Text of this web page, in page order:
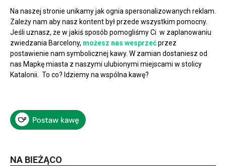
Na naszej stronie unikamy jak ognia spersonalizowanych reklam.
Zależy nam aby nasz kontent był przede wszystkim pomocny.
Jeśli uznasz, że w jakiś sposób pomogliśmy Ci w zaplanowaniu
zwiedzania Barcelony, możesz nas wesprzećprzez
postawienie nam symbolicznej kawy. W zamian dostaniesz od
nas Mapkę miasta z naszymi ulubionymi miejscami w stolicy
Katalonii. To co? Idziemy na wspólna kawę?
NA BIEŻĄCO